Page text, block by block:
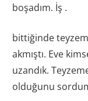
boşadım. İş .
bittiğinde
akmıştı. Eve
uzandık.
olduğunu